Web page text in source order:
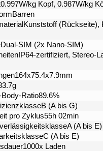
​kg Kopf, 0.987W/​kg
(Rückseite),
SIM (2x Nano-SIM)
zertifiziert, Stereo-
Ratio89.6%
(A bis G)
pro Zyklus55h 02min
(A bis E)
(A bis E)
Laden